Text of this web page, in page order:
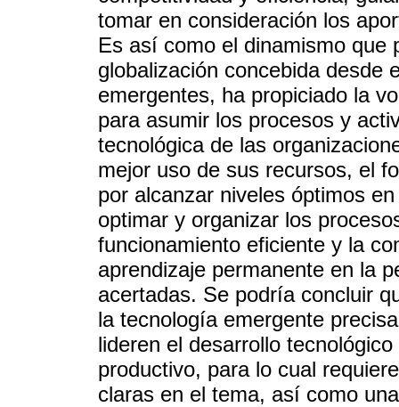
tomar en consideración los
Es así como el dinamismo que
globalización concebida desde
emergentes, ha propiciado la
para asumir los procesos y
tecnológica de las
mejor uso de sus recursos, el
por alcanzar niveles óptimos
optimar y organizar los
funcionamiento eficiente y la
aprendizaje permanente en la
acertadas. Se podría concluir
la tecnología emergente
lideren el desarrollo
productivo, para lo cual
claras en el tema, así como